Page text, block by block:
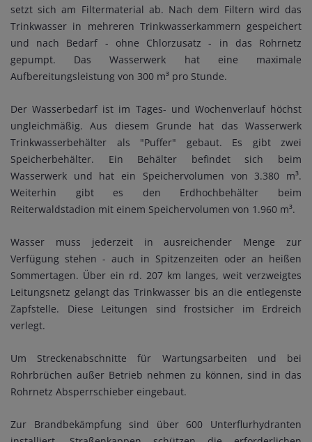
setzt sich am Filtermaterial ab. Nach dem Filtern wird das
Trinkwasser in mehreren Trinkwasserkammern gespeichert
und nach Bedarf - ohne Chlorzusatz - in das Rohrnetz
gepumpt. Das Wasserwerk hat eine maximale
Aufbereitungsleistung von 300 m³ pro Stunde.
Der Wasserbedarf ist im Tages- und Wochenverlauf höchst
ungleichmäßig. Aus diesem Grunde hat das Wasserwerk
Trinkwasserbehälter als "Puffer" gebaut. Es gibt zwei
Speicherbehälter. Ein Behälter befindet sich beim
Wasserwerk und hat ein Speichervolumen von 3.380 m³.
Weiterhin gibt es den Erdhochbehälter beim
Reiterwaldstadion mit einem Speichervolumen von 1.960 m³.
Wasser muss jederzeit in ausreichender Menge zur
Verfügung stehen - auch in Spitzenzeiten oder an heißen
Sommertagen. Über ein rd. 207 km langes, weit verzweigtes
Leitungsnetz gelangt das Trinkwasser bis an die entlegenste
Zapfstelle. Diese Leitungen sind frostsicher im Erdreich
verlegt.
Um Streckenabschnitte für Wartungsarbeiten und bei
Rohrbrüchen außer Betrieb nehmen zu können, sind in das
Rohrnetz Absperrschieber eingebaut.
Zur Brandbekämpfung sind über 600 Unterflurhydranten